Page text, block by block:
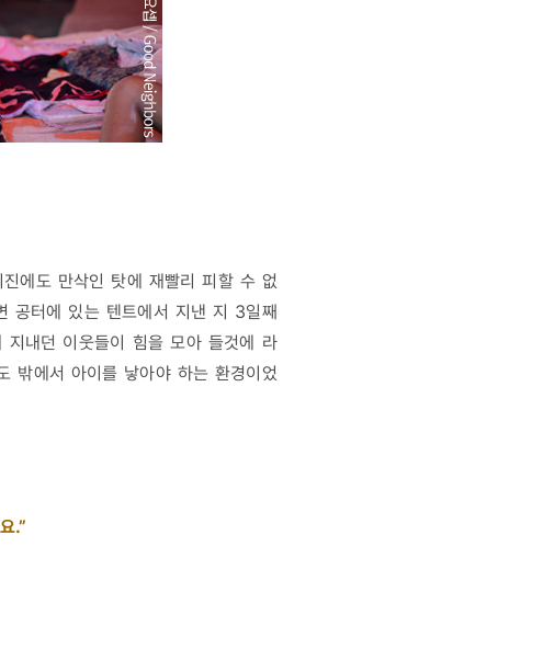
에도 만삭인 탓에 재빨리 피할 수 없
공터에 있는 텐트에서 지낸 지 3일째
내던 이웃들이 힘을 모아 들것에 라
밖에서 아이를 낳아야 하는 환경이었
.”